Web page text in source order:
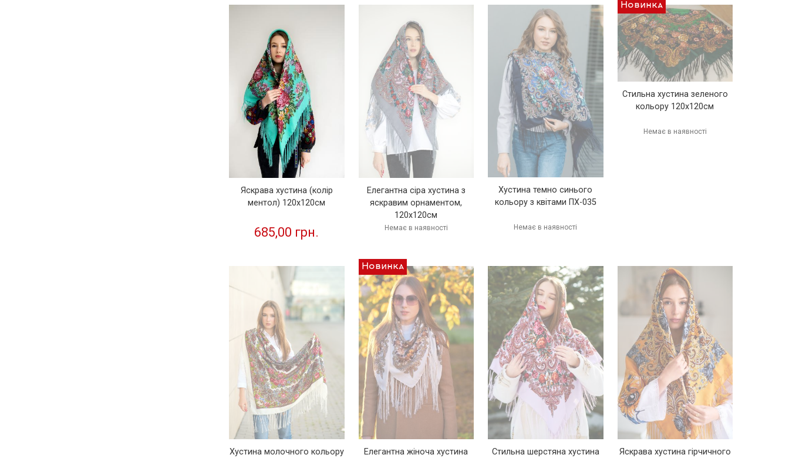
Яскрава хустина (колір
ментол) 120х120см
685,00 грн.
Елегантна сіра хустина з
яскравим орнаментом,
120х120см
Немає в наявності
Хустина темно синього
кольору з квітами ПХ-035
Немає в наявності
Новинка
Стильна хустина зеленого
кольору 120х120см
Немає в наявності
Хустина молочного кольору
Новинка
Елегантна жіноча хустина
Стильна шерстяна хустина
Яскрава хустина гірчичного